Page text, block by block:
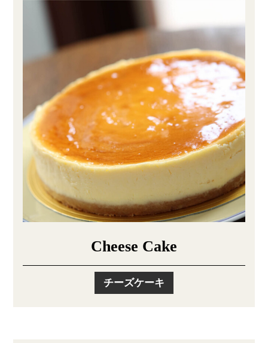
Cheese Cake
チーズケーキ